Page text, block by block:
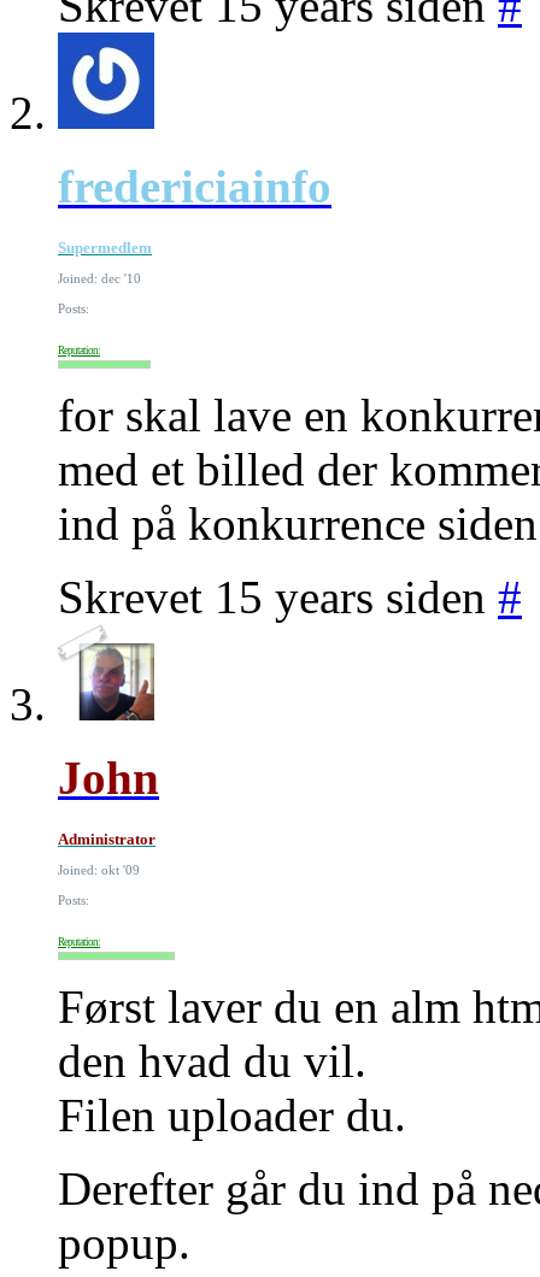
fredericiainfo
Supermedlem
Joined: dec '10
Posts:
Reputation:
for skal lave en
med et billed der
ind på konkurrence siden
Skrevet 15 years siden #
John
Administrator
Joined: okt '09
Posts:
Reputation:
Først laver du en alm
den hvad du vil.
Filen uploader du.
Derefter går du ind på
popup.